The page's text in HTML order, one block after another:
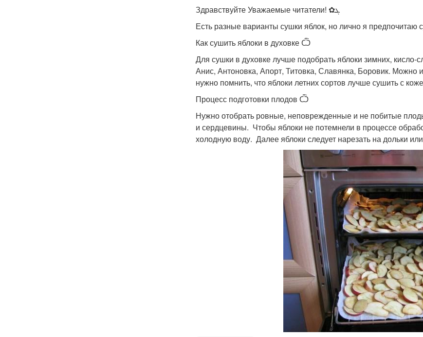
Здравствуйте Уважаемые читатели! ✿ܓ
Есть разные варианты сушки яблок, но лично я предпочитаю
Как сушить яблоки в духовке Ѽ
Для сушки в духовке лучше подобрать яблоки зимних, кисло-
Анис, Антоновка, Апорт, Титовка, Славянка, Боровик. Можно
нужно помнить, что яблоки летних сортов лучше сушить с
Процесс подготовки плодов Ѽ
Нужно отобрать ровные, неповрежденные и не побитые
и сердцевины. Чтобы яблоки не потемнели в процессе
холодную воду. Далее яблоки следует нарезать на дольки